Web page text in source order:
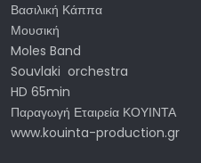
Βασιλική Κάππα
Μουσική
Moles Band
Souvlaki orchestra
HD 65min
Παραγωγή Εταιρεία ΚΟΥΙΝΤΑ
www.kouinta-production.gr